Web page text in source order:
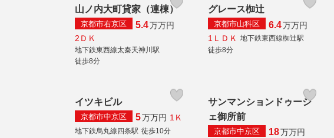
山ノ内大町貸家（連棟）
京都市右京区 5.4万万円
2ＤＫ
地下鉄東西線太秦天神川駅
徒歩8分
グレース椥辻
京都市山科区 6.4万万円
1ＬＤＫ
地下鉄東西線椥辻駅
徒歩8分
イツキビル
京都市中京区 5万万円 1Ｋ
地下鉄烏丸線四条駅 徒歩10分
サンマンションドゥーシ
ェ御所前
京都市中京区 18万万円